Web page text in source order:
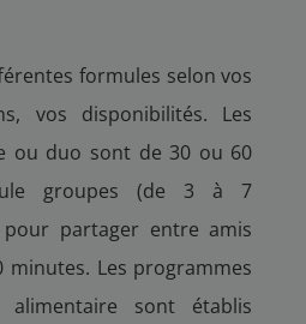
formules selon vos
vos disponibilités. Les
ou duo sont de 30 ou 60
groupes (de 3 à 7
pour partager entre amis
minutes. Les programmes
alimentaire sont établis